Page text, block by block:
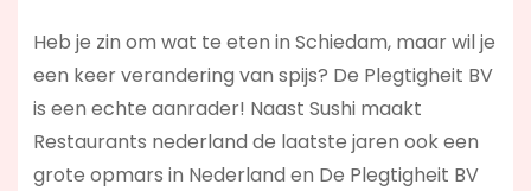
Heb je zin om wat te eten in Schiedam, maar wil je
een keer verandering van spijs? De Plegtigheit BV
is een echte aanrader! Naast Sushi maakt
Restaurants nederland de laatste jaren ook een
grote opmars in Nederland en De Plegtigheit BV